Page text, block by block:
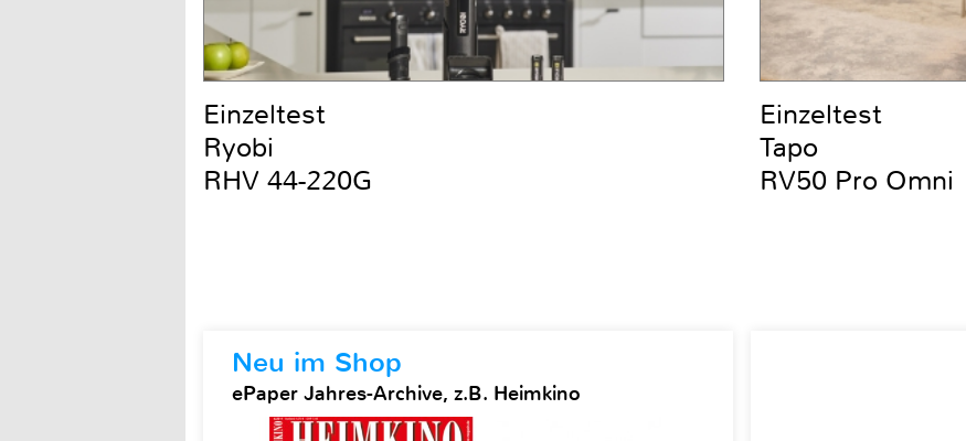
Neu im Shop
ePaper Jahres-Archive, z.B. Heimkino
Einzeltest
Ryobi
RHV 44-220G
Einzeltest
Tapo
RV50 Pro Omni